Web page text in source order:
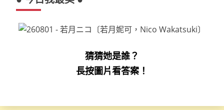
猜猜她是誰？
長按圖片看答案！